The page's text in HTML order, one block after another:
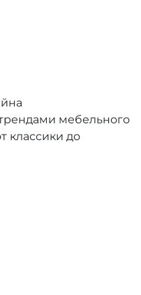
мебельного
классики до